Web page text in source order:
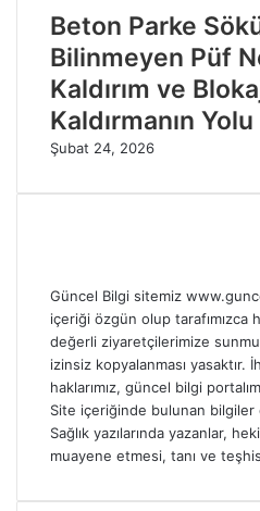
Beton Parke
Bilinmeyen Püf
Kaldırım ve
Kaldırmanın Yolu
Şubat 24, 2026
Güncel Bilgi sitemiz
içeriği özgün olup tarafımızca
değerli ziyaretçilerimize
izinsiz kopyalanması yasaktır.
haklarımız, güncel bilgi
Site içeriğinde bulunan bilgiler
Sağlık yazılarında yazanlar,
muayene etmesi, tanı ve